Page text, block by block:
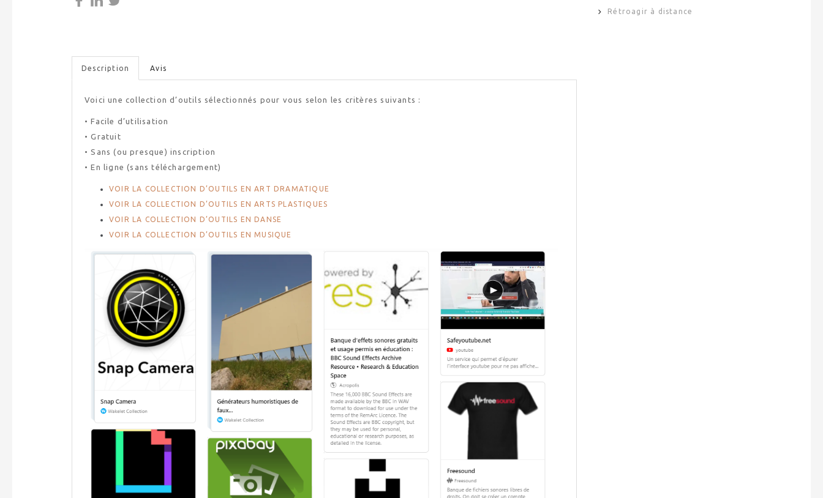
Description Avis
Voici une collection d’outils sélectionnés pour vous selon les critères suivants :
• Facile d’utilisation
• Gratuit
• Sans (ou presque) inscription
• En ligne (sans téléchargement)
VOIR LA COLLECTION D’OUTILS EN ART DRAMATIQUE
VOIR LA COLLECTION D’OUTILS EN ARTS PLASTIQUES
VOIR LA COLLECTION D’OUTILS EN DANSE
VOIR LA COLLECTION D’OUTILS EN MUSIQUE
Rétroagir à distance